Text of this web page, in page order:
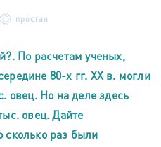
простая
По расчетам ученых,
80-х гг. XX в. могли
овец. Но на деле здесь
овец. Дайте
сколько раз были